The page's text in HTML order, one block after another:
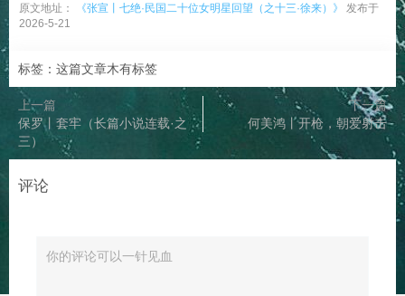
原文地址：
《张宣丨七绝·民国二十位女明星回望（之十三·徐来）》
发布于
2026-5-21
标签：这篇文章木有标签
上一篇
保罗丨套牢（长篇小说连载·之
三）
下一篇
何美鸿丨开枪，朝爱射击
评论